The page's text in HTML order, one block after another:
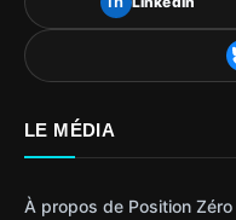
LE MÉDIA
À propos de Position Zéro